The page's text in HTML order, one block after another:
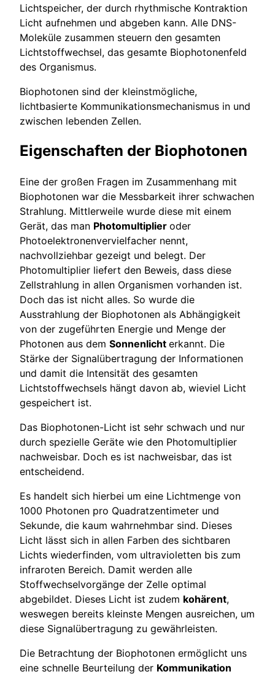
Lichtspeicher, der durch rhythmische Kontraktion
Licht aufnehmen und abgeben kann. Alle DNS-
Moleküle zusammen steuern den gesamten
Lichtstoffwechsel, das gesamte Biophotonenfeld
des Organismus.
Biophotonen sind der kleinstmögliche,
lichtbasierte Kommunikationsmechanismus in und
zwischen lebenden Zellen.
Eigenschaften der Biophotonen
Eine der großen Fragen im Zusammenhang mit
Biophotonen war die Messbarkeit ihrer schwachen
Strahlung. Mittlerweile wurde diese mit einem
Gerät, das man Photomultiplier oder
Photoelektronenvervielfacher nennt,
nachvollziehbar gezeigt und belegt. Der
Photomultiplier liefert den Beweis, dass diese
Zellstrahlung in allen Organismen vorhanden ist.
Doch das ist nicht alles. So wurde die
Ausstrahlung der Biophotonen als Abhängigkeit
von der zugeführten Energie und Menge der
Photonen aus dem Sonnenlicht erkannt. Die
Stärke der Signalübertragung der Informationen
und damit die Intensität des gesamten
Lichtstoffwechsels hängt davon ab, wieviel Licht
gespeichert ist.
Das Biophotonen-Licht ist sehr schwach und nur
durch spezielle Geräte wie den Photomultiplier
nachweisbar. Doch es ist nachweisbar, das ist
entscheidend.
Es handelt sich hierbei um eine Lichtmenge von
1000 Photonen pro Quadratzentimeter und
Sekunde, die kaum wahrnehmbar sind. Dieses
Licht lässt sich in allen Farben des sichtbaren
Lichts wiederfinden, vom ultravioletten bis zum
infraroten Bereich. Damit werden alle
Stoffwechselvorgänge der Zelle optimal
abgebildet. Dieses Licht ist zudem kohärent,
weswegen bereits kleinste Mengen ausreichen, um
diese Signalübertragung zu gewährleisten.
Die Betrachtung der Biophotonen ermöglicht uns
eine schnelle Beurteilung der Kommunikation